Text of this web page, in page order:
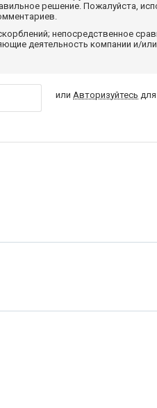
решение. Пожалуйста,
непосредственное
деятельность компании и/
илиАвторизуйтесь